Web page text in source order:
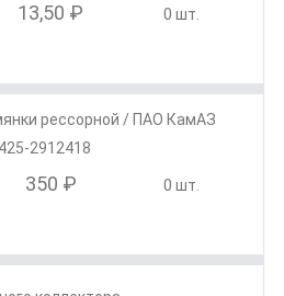
13,50 ₽ 0 шт.
рессорной / ПАО КамАЗ
2912418
350 ₽ 0 шт.